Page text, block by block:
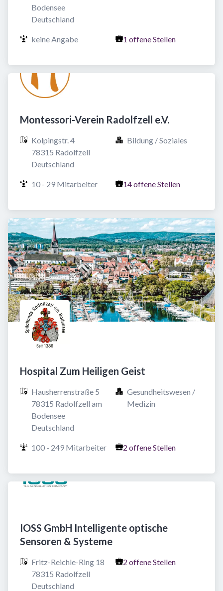
Bodensee
Deutschland
keine Angabe 1 offene Stellen
Montessori-Verein Radolfzell e.V.
Kolpingstr. 4
78315 Radolfzell
Deutschland
Bildung / Soziales
10 - 29 Mitarbeiter 14 offene Stellen
Hospital Zum Heiligen Geist
Hausherrenstraße 5
78315 Radolfzell am
Bodensee
Deutschland
Gesundheitswesen /
Medizin
100 - 249 Mitarbeiter 2 offene Stellen
IOSS GmbH Intelligente optische
Sensoren & Systeme
Fritz-Reichle-Ring 18
78315 Radolfzell
Deutschland
2 offene Stellen